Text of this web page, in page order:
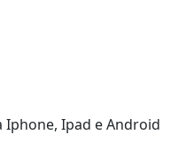
Ipad e Android